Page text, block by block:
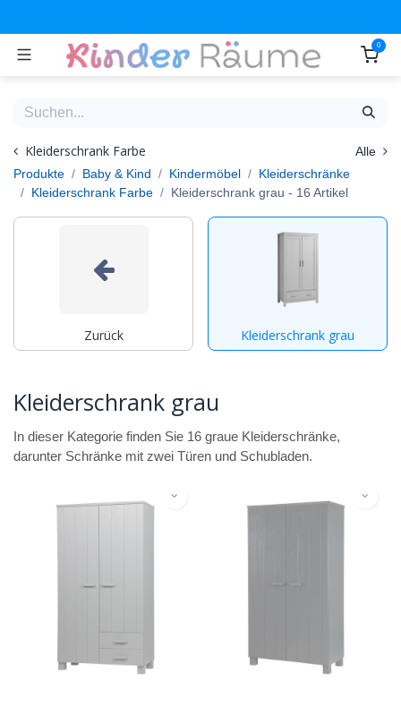
0
Kleiderschrank Farbe
Alle
Produkte
Baby & Kind Kindermöbel
Kleiderschränke
Kleiderschrank Farbe
Kleiderschrank grau - 16 Artikel
Zurück Kleiderschrank grau
Kleiderschrank grau
In dieser Kategorie finden Sie 16 graue Kleiderschränke,
darunter Schränke mit zwei Türen und Schubladen.